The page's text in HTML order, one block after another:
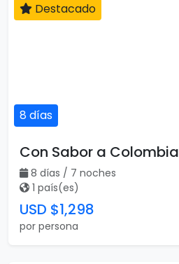
8 días
Destacado
Con Sabor a Colombia
8 días / 7 noches
1 país(es)
USD $1,298
por persona